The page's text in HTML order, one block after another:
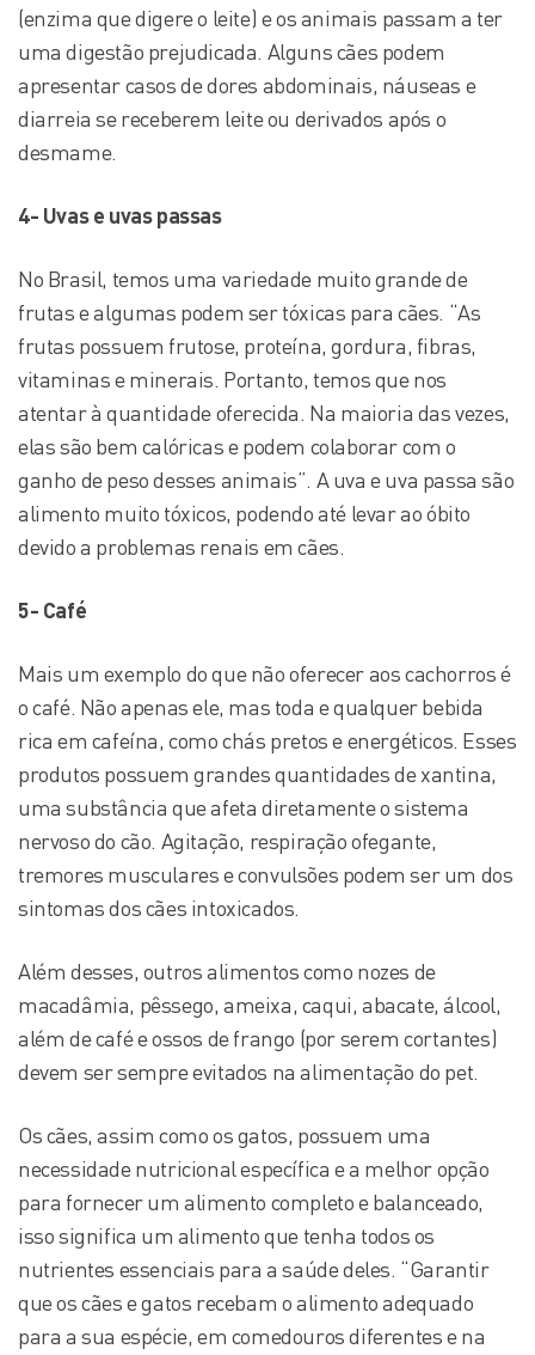
(enzima que digere o leite) e os animais passam a ter
uma digestão prejudicada. Alguns cães podem
apresentar casos de dores abdominais, náuseas e
diarreia se receberem leite ou derivados após o
desmame.
4- Uvas e uvas passas
No Brasil, temos uma variedade muito grande de
frutas e algumas podem ser tóxicas para cães. “As
frutas possuem frutose, proteína, gordura, fibras,
vitaminas e minerais. Portanto, temos que nos
atentar à quantidade oferecida. Na maioria das vezes,
elas são bem calóricas e podem colaborar com o
ganho de peso desses animais”. A uva e uva passa são
alimento muito tóxicos, podendo até levar ao óbito
devido a problemas renais em cães.
5- Café
Mais um exemplo do que não oferecer aos cachorros é
o café. Não apenas ele, mas toda e qualquer bebida
rica em cafeína, como chás pretos e energéticos. Esses
produtos possuem grandes quantidades de xantina,
uma substância que afeta diretamente o sistema
nervoso do cão. Agitação, respiração ofegante,
tremores musculares e convulsões podem ser um dos
sintomas dos cães intoxicados.
Além desses, outros alimentos como nozes de
macadâmia, pêssego, ameixa, caqui, abacate, álcool,
além de café e ossos de frango (por serem cortantes)
devem ser sempre evitados na alimentação do pet.
Os cães, assim como os gatos, possuem uma
necessidade nutricional específica e a melhor opção
para fornecer um alimento completo e balanceado,
isso significa um alimento que tenha todos os
nutrientes essenciais para a saúde deles. “Garantir
que os cães e gatos recebam o alimento adequado
para a sua espécie, em comedouros diferentes e na